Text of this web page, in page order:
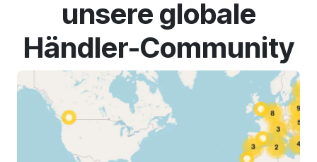
unsere globale
Händler-Community